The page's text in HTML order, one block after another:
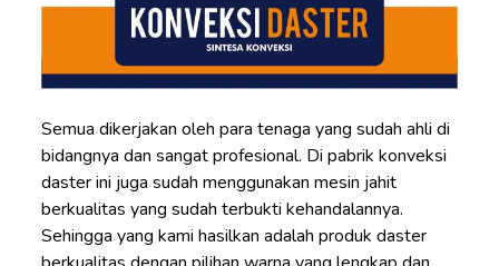
Semua dikerjakan oleh para tenaga yang sudah ahli di
bidangnya dan sangat profesional. Di pabrik konveksi
daster ini juga sudah menggunakan mesin jahit
berkualitas yang sudah terbukti kehandalannya.
Sehingga yang kami hasilkan adalah produk daster